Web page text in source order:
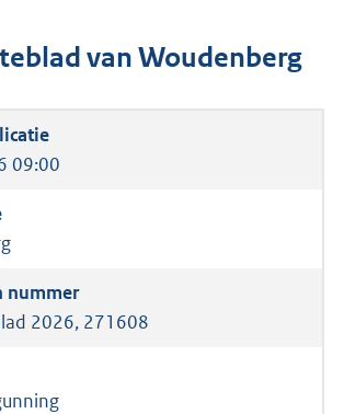
van Woudenberg
09:00
2026, 271608